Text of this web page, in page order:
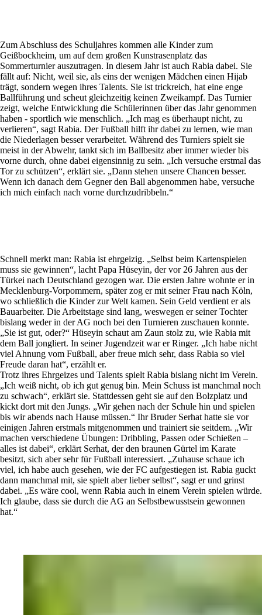
Zum Abschluss des Schuljahres kommen alle Kinder zum
Geißbockheim, um auf dem großen Kunstrasenplatz das
Sommerturnier auszutragen. In diesem Jahr ist auch Rabia dabei. Sie
fällt auf: Nicht, weil sie, als eins der wenigen Mädchen einen Hijab
trägt, sondern wegen ihres Talents. Sie ist trickreich, hat eine enge
Ballführung und scheut gleichzeitig keinen Zweikampf. Das Turnier
zeigt, welche Entwicklung die Schülerinnen über das Jahr genommen
haben - sportlich wie menschlich. „Ich mag es überhaupt nicht, zu
verlieren“, sagt Rabia. Der Fußball hilft ihr dabei zu lernen, wie man
die Niederlagen besser verarbeitet. Während des Turniers spielt sie
meist in der Abwehr, tankt sich im Ballbesitz aber immer wieder bis
vorne durch, ohne dabei eigensinnig zu sein. „Ich versuche erstmal das
Tor zu schützen“, erklärt sie. „Dann stehen unsere Chancen besser.
Wenn ich danach dem Gegner den Ball abgenommen habe, versuche
ich mich einfach nach vorne durchzudribbeln.“
Schnell merkt man: Rabia ist ehrgeizig. „Selbst beim Kartenspielen
muss sie gewinnen“, lacht Papa Hüseyin, der vor 26 Jahren aus der
Türkei nach Deutschland gezogen war. Die ersten Jahre wohnte er in
Mecklenburg-Vorpommern, später zog er mit seiner Frau nach Köln,
wo schließlich die Kinder zur Welt kamen. Sein Geld verdient er als
Bauarbeiter. Die Arbeitstage sind lang, weswegen er seiner Tochter
bislang weder in der AG noch bei den Turnieren zuschauen konnte.
„Sie ist gut, oder?“ Hüseyin schaut am Zaun stolz zu, wie Rabia mit
dem Ball jongliert. In seiner Jugendzeit war er Ringer. „Ich habe nicht
viel Ahnung vom Fußball, aber freue mich sehr, dass Rabia so viel
Freude daran hat“, erzählt er.
Trotz ihres Ehrgeizes und Talents spielt Rabia bislang nicht im Verein.
„Ich weiß nicht, ob ich gut genug bin. Mein Schuss ist manchmal noch
zu schwach“, erklärt sie. Stattdessen geht sie auf den Bolzplatz und
kickt dort mit den Jungs. „Wir gehen nach der Schule hin und spielen
bis wir abends nach Hause müssen.“ Ihr Bruder Serhat hatte sie vor
einigen Jahren erstmals mitgenommen und trainiert sie seitdem. „Wir
machen verschiedene Übungen: Dribbling, Passen oder Schießen –
alles ist dabei“, erklärt Serhat, der den braunen Gürtel im Karate
besitzt, sich aber sehr für Fußball interessiert. „Zuhause schaue ich
viel, ich habe auch gesehen, wie der FC aufgestiegen ist. Rabia guckt
dann manchmal mit, sie spielt aber lieber selbst“, sagt er und grinst
dabei. „Es wäre cool, wenn Rabia auch in einem Verein spielen würde.
Ich glaube, dass sie durch die AG an Selbstbewusstsein gewonnen
hat.“